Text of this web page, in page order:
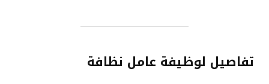
تفاصيل لوظيفة عامل نظافة